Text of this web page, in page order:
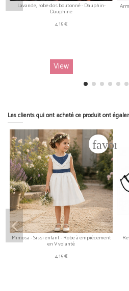
Lavande, robe dos boutonné - Dauphin-
Dauphine
4,15 €
View
Les clients qui ont acheté ce produit ont
Mimosa - Sissi enfant - Robe à empiècement
en V volanté
4,15 €